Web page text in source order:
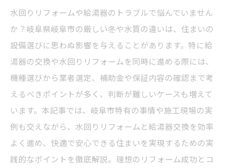
水回りリフォームや給湯器のトラブルで悩んでいません
か？岐阜県岐阜市の厳しい冬や水質の違いは、住まいの
設備選びに思わぬ影響を与えることがあります。特に給
湯器の交換や水回りリフォームを同時に進める際には、
機種選びから業者選定、補助金や保証内容の確認まで考
えるべきポイントが多く、判断が難しいケースも増えて
います。本記事では、岐阜市特有の事情や施工現場の実
例も交えながら、水回りリフォームと給湯器交換を効率
よく進め、快適で安心できる住まいを実現するための実
践的なポイントを徹底解説。理想のリフォーム成功とコ